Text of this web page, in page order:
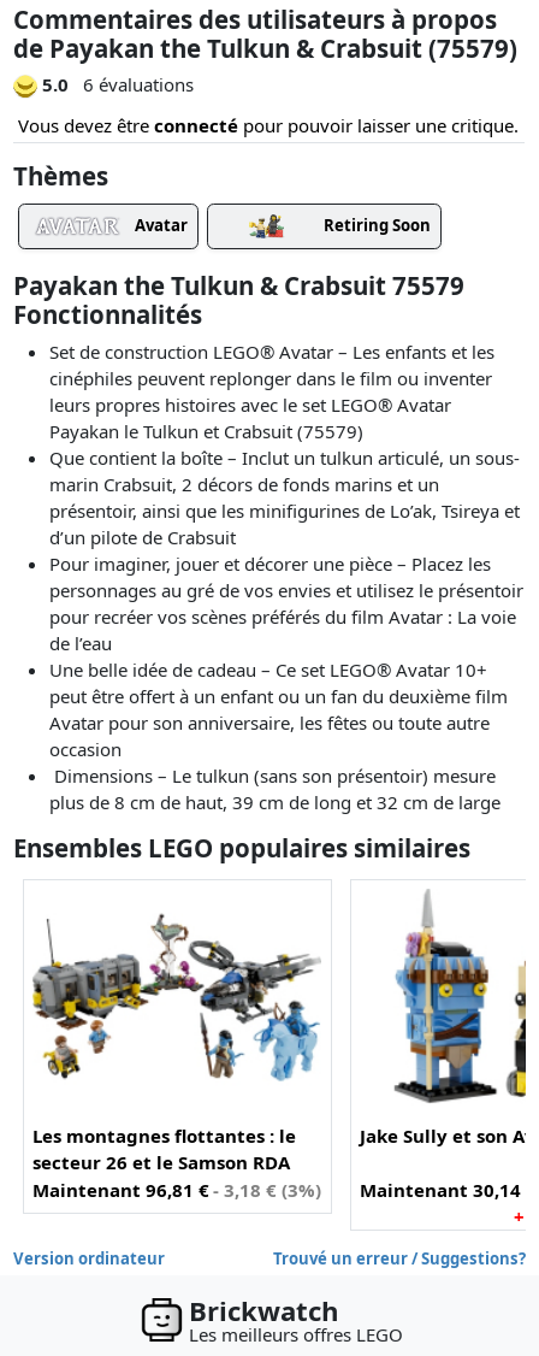
Commentaires des utilisateurs à propos
de Payakan the Tulkun & Crabsuit (75579)
5.0
6 évaluations
Vous devez être connecté pour pouvoir laisser une critique.
Thèmes
Avatar Retiring Soon
Payakan the Tulkun & Crabsuit 75579
Fonctionnalités
Set de construction LEGO® Avatar – Les enfants et les
cinéphiles peuvent replonger dans le film ou inventer
leurs propres histoires avec le set LEGO® Avatar
Payakan le Tulkun et Crabsuit (75579)
Que contient la boîte – Inclut un tulkun articulé, un sous-
marin Crabsuit, 2 décors de fonds marins et un
présentoir, ainsi que les minifigurines de Lo’ak, Tsireya et
d’un pilote de Crabsuit
Pour imaginer, jouer et décorer une pièce – Placez les
personnages au gré de vos envies et utilisez le présentoir
pour recréer vos scènes préférés du film Avatar : La voie
de l’eau
Une belle idée de cadeau – Ce set LEGO® Avatar 10+
peut être offert à un enfant ou un fan du deuxième film
Avatar pour son anniversaire, les fêtes ou toute autre
occasion
Dimensions – Le tulkun (sans son présentoir) mesure
plus de 8 cm de haut, 39 cm de long et 32 cm de large
Ensembles LEGO populaires similaires
Les montagnes flottantes : le
secteur 26 et le Samson RDA
(75573)
Maintenant 96,81 €- 3,18 € (3%)
Jake Sully et son
Maintenant 30,14 €
+
Version ordinateur Trouvé un erreur / Suggestions?
Brickwatch
Les meilleurs offres LEGO